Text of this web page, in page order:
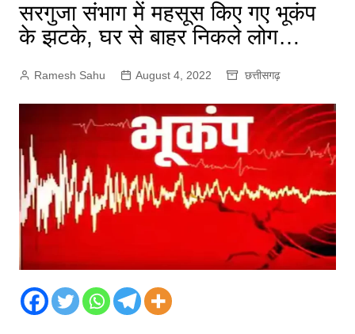
सरगुजा संभाग में महसूस किए गए भूकंप
के झटके, घर से बाहर निकले लोग…
Ramesh Sahu August 4, 2022 छत्तीसगढ़